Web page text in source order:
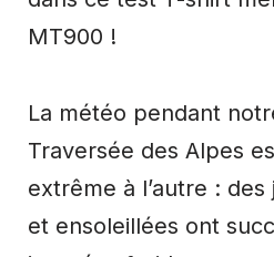
MT900 !
La météo pendant
Traversée des Alpes
extrême à l’autre :
et ensoleillées ont